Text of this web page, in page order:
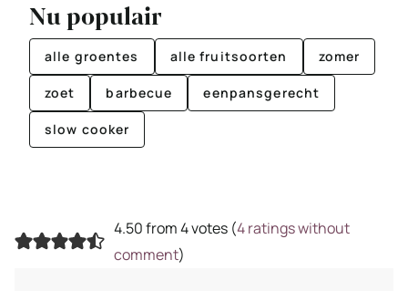
Nu populair
alle groentes alle fruitsoorten zomer
zoet barbecue eenpansgerecht
slow cooker
4.50 from 4 votes (4 ratings without
comment)